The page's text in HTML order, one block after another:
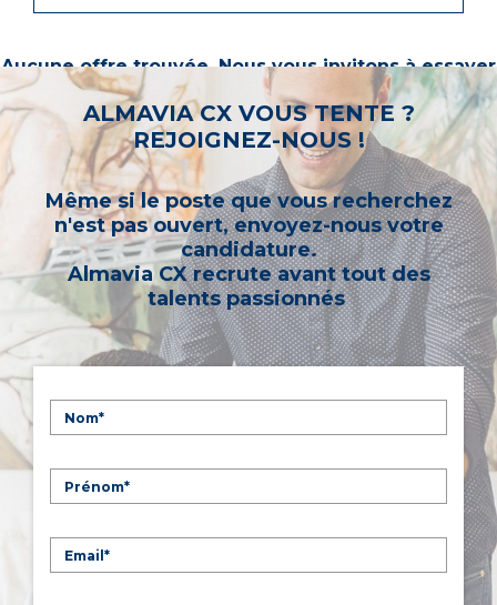
Aucune offre trouvée. Nous vous invitons à essayer
d’autres mots-clés ou à sélectionner un « métier ».
ALMAVIA CX VOUS TENTE ?
REJOIGNEZ-NOUS !
Même si le poste que vous recherchez
n'est pas ouvert, envoyez-nous votre
candidature.
Almavia CX recrute avant tout des
talents passionnés